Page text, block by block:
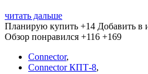
читать дальше
Планирую купить +14 Добавить в
Обзор понравился +116 +169
Connector,
Connector КПТ-8,